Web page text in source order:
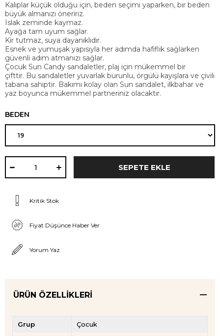
Kalıplar küçük olduğu için, beden seçimi yaparken, bir beden
büyük almanızı öneririz.
Islak zeminde kaymaz.
Ayağa tam uyum sağlar.
Kir tutmaz, suya dayanıklıdır.
Esnek ve yumuşak yapısıyla her adımda hafiflik sağlarken
güvenli adım atmanızı sağlar.
Çocuk Sun Candy sandaletler, plaj için mükemmel bir
çifttir. Bu sandaletler yuvarlak burunlu, örgülü kayışlara ve çivili
tabana sahiptir. Bakımı kolay olan Sun sandalet, ilkbahar ve
yaz boyunca mükemmel partneriniz olacaktır.
BEDEN
Kritik Stok
Fiyat Düşünce Haber Ver
Yorum Yaz
ÜRÜN ÖZELLIKLERI
Grup Çocuk